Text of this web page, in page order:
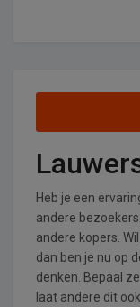
Heb je een
andere
andere kopers.
dan ben je nu op
denken. Bepaal
laat andere dit